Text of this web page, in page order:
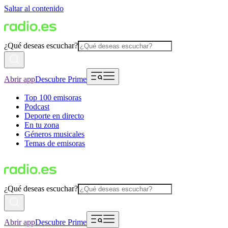
Saltar al contenido
¿Qué deseas escuchar?
Abrir appDescubre Prime
Top 100 emisoras
Podcast
Deporte en directo
En tu zona
Géneros musicales
Temas de emisoras
¿Qué deseas escuchar?
Abrir appDescubre Prime